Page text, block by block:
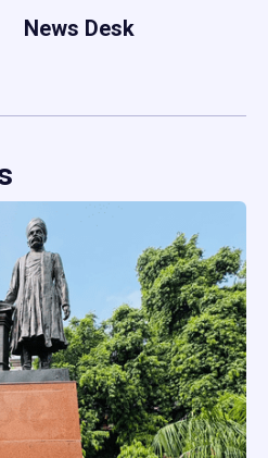
News Desk